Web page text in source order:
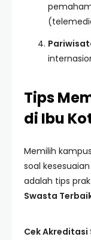
Tips
di Ibu
Memilih
soal
adalah tips
Swasta
Cek Akreditasi